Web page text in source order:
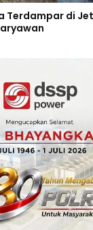
Terdampar di